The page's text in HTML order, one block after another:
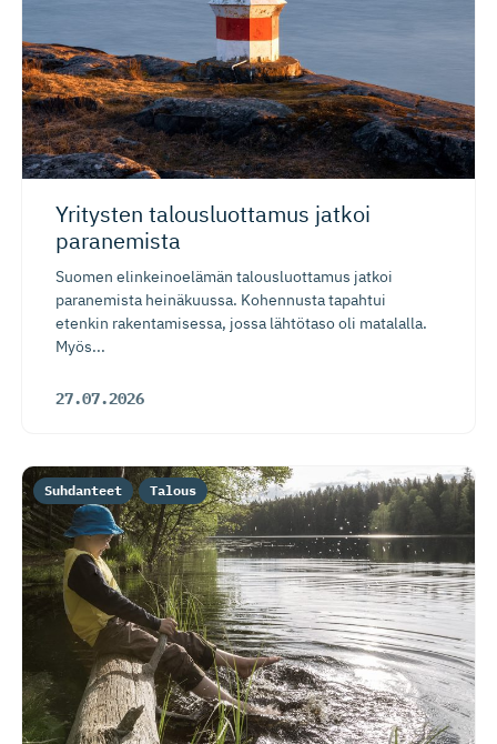
Yritysten talousluottamus jatkoi
paranemista
Suomen elinkeinoelämän talousluottamus jatkoi
paranemista heinäkuussa. Kohennusta tapahtui
etenkin rakentamisessa, jossa lähtötaso oli matalalla.
Myös...
27.07.2026
Suhdanteet Talous